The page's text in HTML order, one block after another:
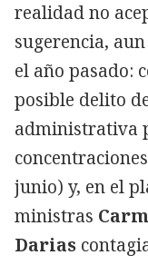
realidad no
sugerencia,
el año pasado:
posible delito
administrativa
junio) y, en el
ministras
Darias